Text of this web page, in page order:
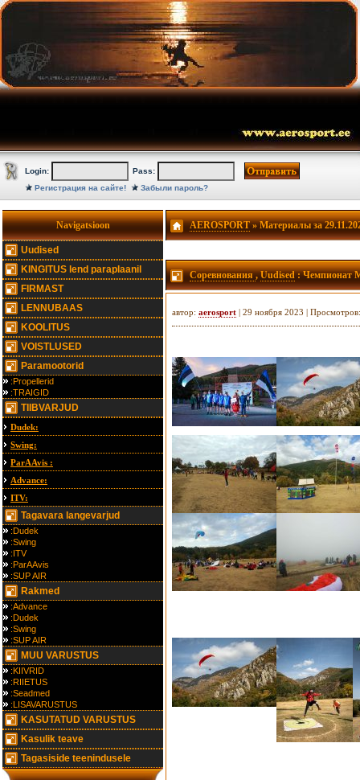
Login:
Pass:
Регистрация на сайте!
Забыли пароль?
Navigatsioon
Uudised
KINGITUS lend paraplaanil
FIRMAST
LENNUBAAS
KOOLITUS
VOISTLUSED
Paramootorid
:Propellerid
:TRAIGID
TIIBVARJUD
Dudek:
Swing:
ParAAvis :
Advance:
ITV:
Tagavara langevarjud
:Dudek
:Swing
:ITV
:ParAAvis
:SUP AIR
Rakmed
:Advance
:Dudek
:Swing
:SUP AIR
MUU VARUSTUS
:KIIVRID
:RIIETUS
:Seadmed
:LISAVARUSTUS
KASUTATUD VARUSTUS
Kasulik teave
Tagasiside teenindusele
AEROSPORT» Материалы за
Соревнования,Uudised: Чемпионат
автор: aerosport | 29 ноября 2023 |